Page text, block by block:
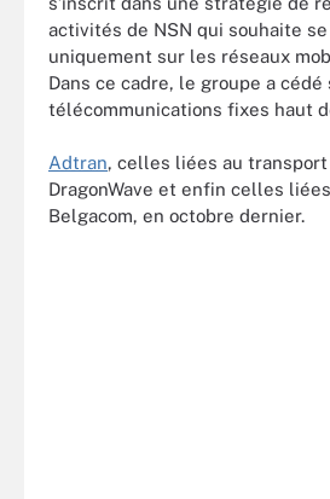
activités de NSN qui souhaite
uniquement sur les réseaux
Dans ce cadre, le groupe a
télécommunications fixes haut
Adtran, celles liées au
DragonWave et enfin celles liées
Belgacom, en octobre dernier.